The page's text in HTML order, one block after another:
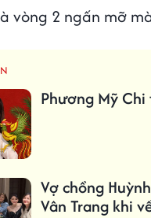
vòng 2 ngấn mỡ
Phương Mỹ
Vợ chồng
Vân Trang khi